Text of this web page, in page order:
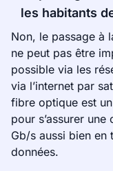
les habitants
Non, le passage à
ne peut pas être
possible via les
via l’internet par
fibre optique est
pour s’assurer
Gb/s aussi bien en
données.